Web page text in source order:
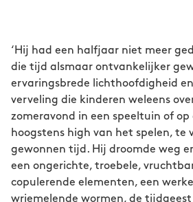
‘Hij had een halfjaar niet meer
die tijd alsmaar ontvankelijker
ervaringsbrede lichthoofdigheid
verveling die kinderen weleens
zomeravond in een speeltuin of
hoogstens high van het spelen, te
gewonnen tijd. Hij droomde weg
een ongerichte, troebele,
copulerende elementen, een
wriemelende wormen, de